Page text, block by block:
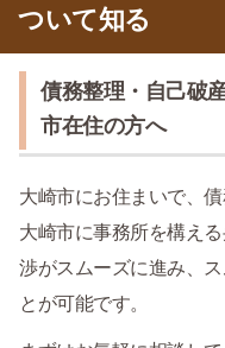
ついて知る
債務整理・自己破
市在住の方へ
大崎市にお住まいで、
大崎市に事務所を構え
渉がスムーズに進み、
とが可能です。